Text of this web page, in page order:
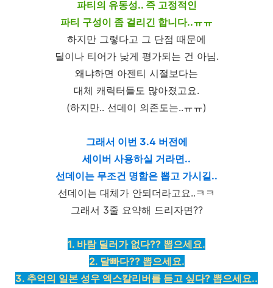
파티의 유동성.. 즉 고정적인
파티 구성이 좀 걸리긴 합니다..ㅠㅠ
하지만 그렇다고 그 단점 때문에
딜이나 티어가 낮게 평가되는 건 아님.
왜냐하면 아젠티 시절보다는
대체 캐릭터들도 많아졌고요.
(하지만.. 선데이 의존도는..ㅠㅠ)
그래서 이번 3.4 버전에
세이버 사용하실 거라면..
선데이는 무조건 명함은 뽑고 가시길..
선데이는 대체가 안되더라고요..ㅋㅋ
그래서 3줄 요약해 드리자면??
1. 바람 딜러가 없다?? 뽑으세요.
2. 달빠다?? 뽑으세요.
3. 추억의 일본 성우 엑스칼리버를 듣고 싶다? 뽑으세요..